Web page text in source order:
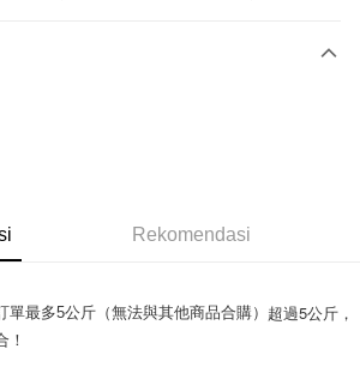
percuma untuk pesanan
percuma untuk pesanan
percuma untuk pesanan
Rekomendasi
最多5公斤（無法與其他商品合購） 超過5公斤，
！